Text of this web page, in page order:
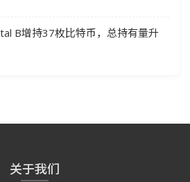
B增持37枚比特币，总持有量升
关于我们